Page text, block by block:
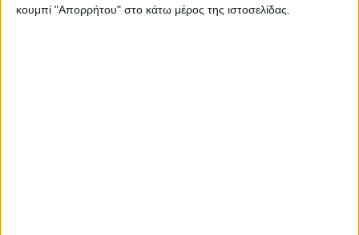
κουμπί "Απορρήτου" στο κάτω μέρος της ιστοσελίδας.